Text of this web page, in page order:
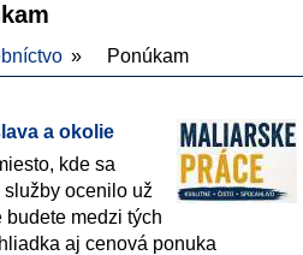
Ponúkam
a okolie
kde sa
ocenilo už
medzi tých
aj cenová ponuka